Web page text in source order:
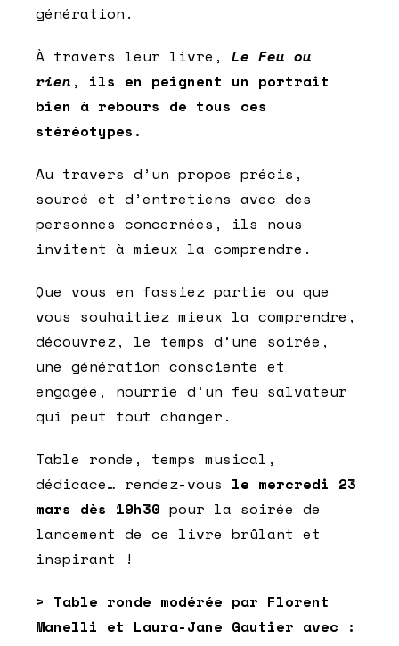
génération.
À travers leur livre, Le Feu ou
rien , ils en peignent un portrait
bien à rebours de tous ces
stéréotypes.
Au travers d’un propos précis,
sourcé et d’entretiens avec des
personnes concernées, ils nous
invitent à mieux la comprendre.
Que vous en fassiez partie ou que
vous souhaitiez mieux la comprendre,
découvrez, le temps d’une soirée,
une génération consciente et
engagée, nourrie d’un feu salvateur
qui peut tout changer.
Table ronde, temps musical,
dédicace… rendez-vous le mercredi 23
mars dès 19h30 pour la soirée de
lancement de ce livre brûlant et
inspirant !
> Table ronde modérée par Florent
Manelli et Laura-Jane Gautier avec :